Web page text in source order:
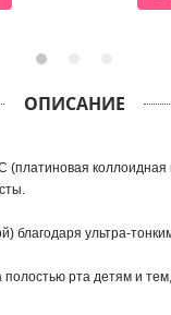
ОПИСАНИЕ
(платиновая
благодаря ультра-
рта детям и